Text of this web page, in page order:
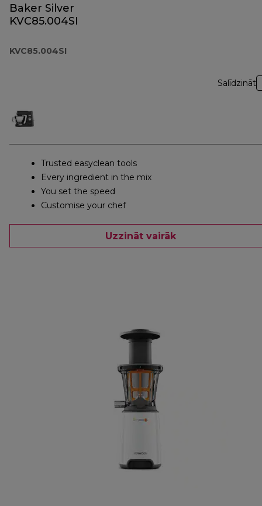
Baker Silver
KVC85.004SI
KVC85.004SI
Salīdzināt
Trusted easyclean tools
Every ingredient in the mix
You set the speed
Customise your chef
Uzzināt vairāk